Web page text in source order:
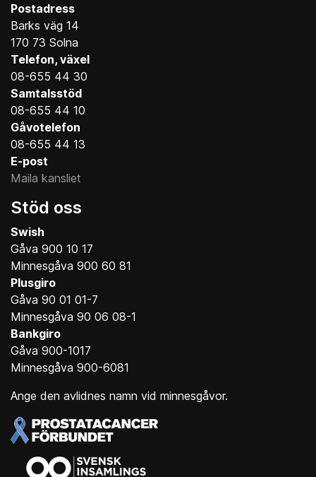
Postadress
Barks väg 14
170 73 Solna
Telefon, växel
08-655 44 30
Samtalsstöd
08-655 44 10
Gåvotelefon
08-655 44 13
E-post
Maila kansliet
Stöd oss
Swish
Gåva 900 10 17
Minnesgåva 900 60 81
Plusgiro
Gåva 90 01 01-7
Minnesgåva 90 06 08-1
Bankgiro
Gåva 900-1017
Minnesgåva 900-6081
Ange den avlidnes namn vid minnesgåvor.